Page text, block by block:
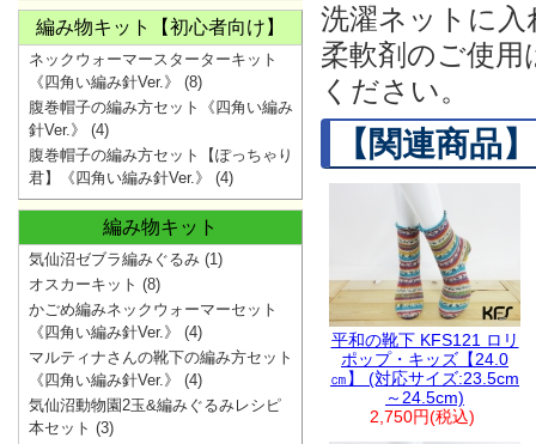
洗濯ネットに
柔軟剤のご使
ください。
【関連商品】
平和の靴下 KFS121 ロリ
ポップ・キッズ【24.0
㎝】 (対応サイズ:23.5cm
～24.5cm)
2,750円(税込)
編み物キット【初心者向け】
ネックウォーマースターターキット
《四角い編み針Ver.》
(8)
腹巻帽子の編み方セット《四角い編み
針Ver.》
(4)
腹巻帽子の編み方セット【ぽっちゃり
君】《四角い編み針Ver.》
(4)
編み物キット
気仙沼ゼブラ編みぐるみ (1)
オスカーキット (8)
かごめ編みネックウォーマーセット
《四角い編み針Ver.》
(4)
マルティナさんの靴下の編み方セット
《四角い編み針Ver.》
(4)
気仙沼動物園2玉&編みぐるみレシピ
本セット (3)